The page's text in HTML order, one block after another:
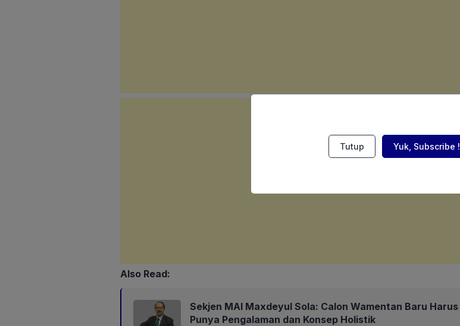
Also Read:
Sekjen MAI Maxdeyul Sola: Calon Wamentan Baru Harus
Punya Pengalaman dan Konsep Holistik
Tutup Yuk, Subscribe !